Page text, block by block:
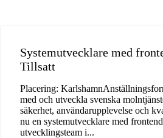
Systemutvecklare med
Tillsatt
Placering:
med och utveckla svenska
säkerhet, användarupplevelse och
nu en systemutvecklare med
utvecklingsteam i...